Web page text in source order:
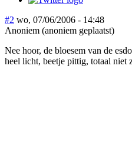
#2 wo, 07/06/2006 - 14:48
Anoniem (anoniem geplaatst)
Nee hoor, de bloesem van de
heel licht, beetje pittig, totaal niet